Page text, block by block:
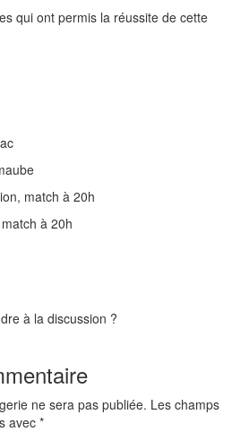
qui ont permis la réussite de cette
match à 20h
à 20h
à la discussion ?
ne sera pas publiée. Les champs
avec *